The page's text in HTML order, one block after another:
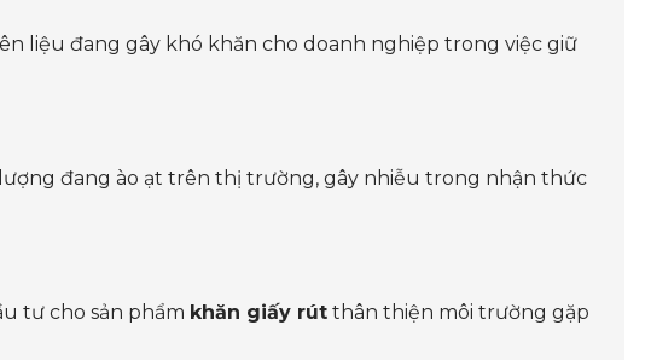
liệu đang gây khó khăn cho doanh nghiệp trong việc giữ
đang ào ạt trên thị trường, gây nhiễu trong nhận thức
tư cho sản phẩm khăn giấy rút thân thiện môi trường gặp